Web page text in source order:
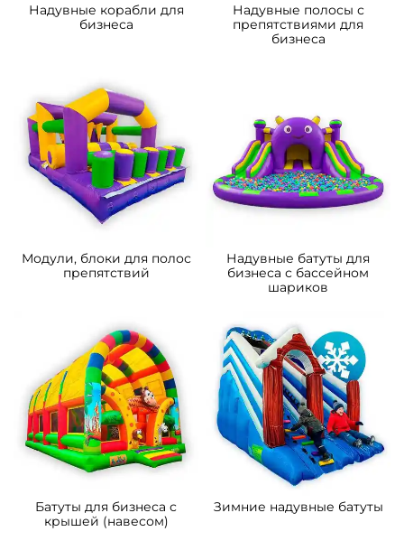
Надувные корабли для
бизнеса
Надувные полосы с
препятствиями для
бизнеса
Модули, блоки для полос
препятствий
Надувные батуты для
бизнеса с бассейном
шариков
Батуты для бизнеса с
крышей (навесом)
Зимние надувные батуты